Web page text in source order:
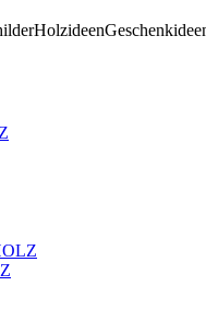
Holzideen